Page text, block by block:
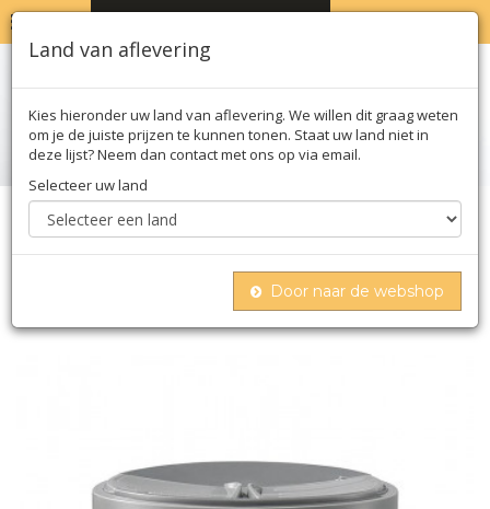
Home Kruiden
Wiberg thai style - seven spices,
kruidenbereiding, voor pan- en wokgerechten,
Land van aflevering
Kies hieronder uw land van aflevering. We willen dit graag weten
om je de juiste prijzen te kunnen tonen. Staat uw land niet in
deze lijst? Neem dan contact met ons op via email.
Selecteer uw land
Door naar de webshop